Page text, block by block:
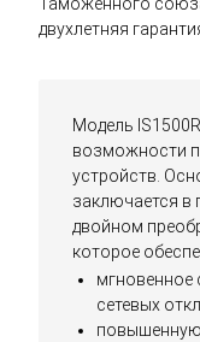
двухлетняя
Модель
возможности
устройств.
заключается в
двойном
которое
мгновенное
сетевых